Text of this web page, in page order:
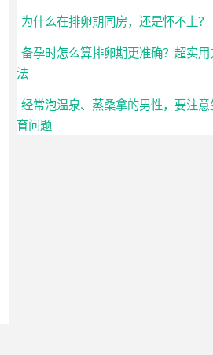
为什么在排卵期同房，还是怀不上？
备孕时怎么算排卵期更准确？超实用
法
经常泡温泉、蒸桑拿的男性，要注意
育问题